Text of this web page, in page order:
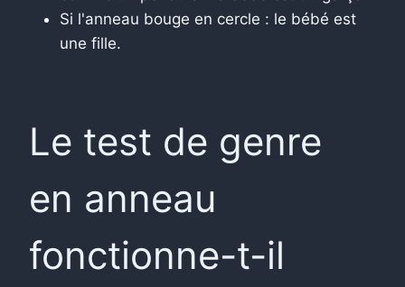
Si l'anneau bouge en cercle : le bébé est
une fille.
Le test de genre
en anneau
fonctionne-t-il